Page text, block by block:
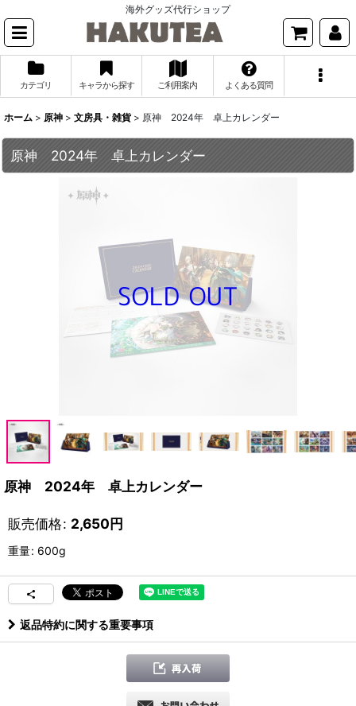
海外グッズ代行ショップ
カテゴリ キャラから探す ご利用案内 よくある質問
ホーム > 原神 > 文房具・雑貨 > 原神 2024年 卓上カレンダー
原神 2024年 卓上カレンダー
原神 2024年 卓上カレンダー
販売価格: 2,650円
重量: 600g
返品特約に関する重要事項